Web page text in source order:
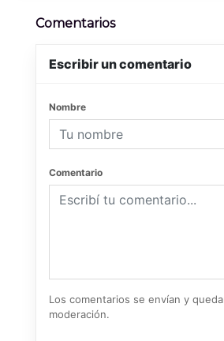
Comentarios
Escribir un comentario
Nombre
Comentario
Los comentarios se envían y
moderación.